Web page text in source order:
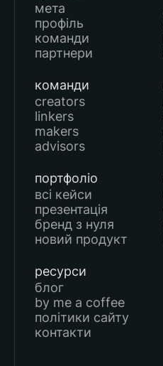
мета
профіль
команди
партнери
команди
creators
linkers
makers
advisors
портфоліо
всі кейси
презентація
бренд з нуля
новий продукт
ресурси
блог
by me a coffee
політики сайту
контакти